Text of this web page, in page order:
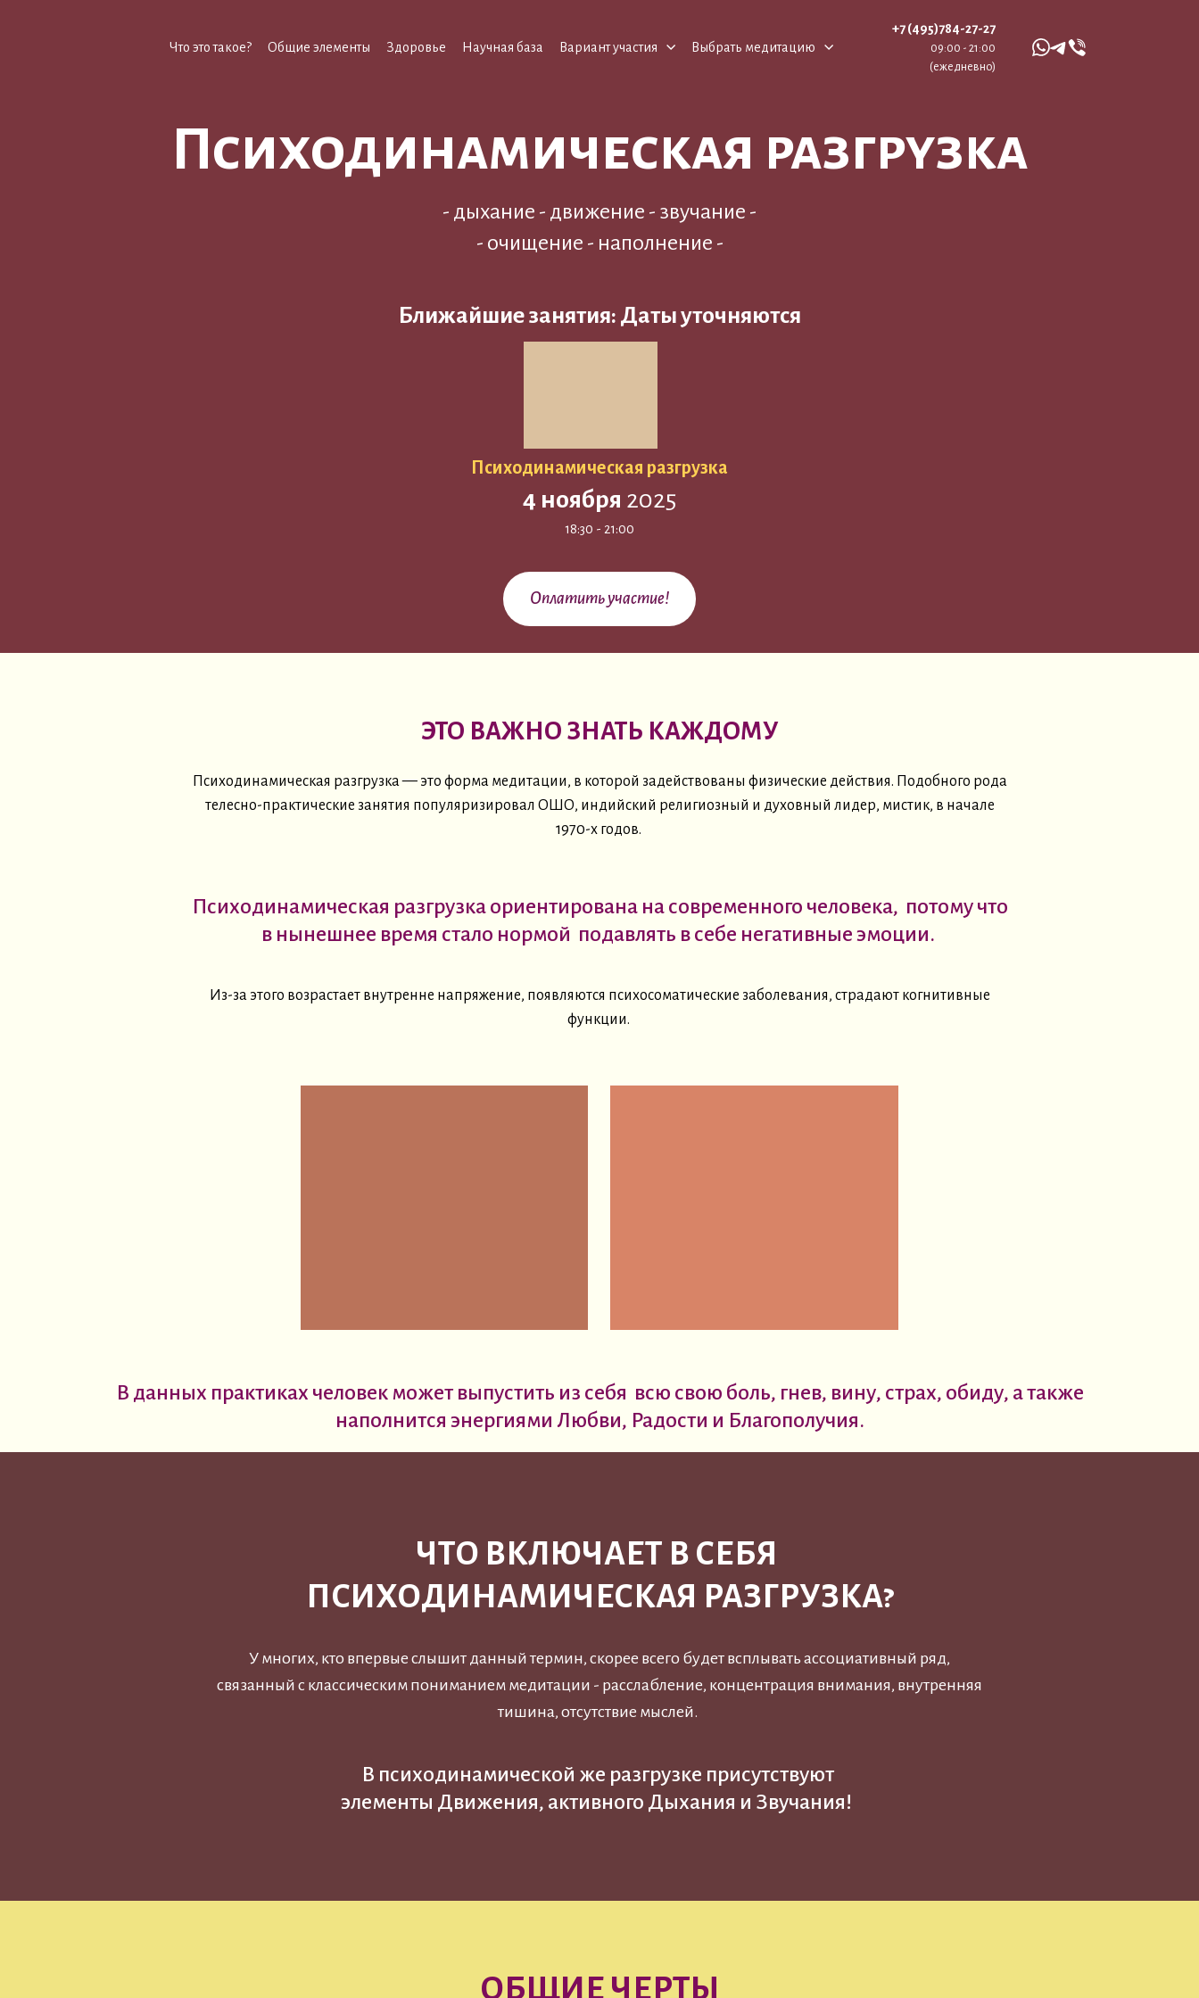
Что это такое? Общие элементы Здоровье Научная база Вариант участия Выбрать медитацию
+7 (495)784-27-27
09:00 - 21:00
(ежедневно)
Психодинамическая разгрузка
- дыхание - движение - звучание -
- очищение - наполнение -
Ближайшие занятия: Даты уточняются
Психодинамическая разгрузка
4 ноября 2025
18:30 - 21:00
Оплатить участие!
ЭТО ВАЖНО ЗНАТЬ КАЖДОМУ
Психодинамическая разгрузка — это форма медитации, в которой задействованы физические действия. Подобного рода
телесно-практические занятия популяризировал ОШО, индийский религиозный и духовный лидер, мистик, в начале
1970-х годов.
Психодинамическая разгрузка ориентирована на современного человека, потому что
в нынешнее время стало нормой подавлять в себе негативные эмоции.
Из-за этого возрастает внутренне напряжение, появляются психосоматические заболевания, страдают когнитивные
функции.
В данных практиках человек может выпустить из себя всю свою боль, гнев, вину, страх, обиду, а также
наполнится энергиями Любви, Радости и Благополучия.
ЧТО ВКЛЮЧАЕТ В СЕБЯ
ПСИХОДИНАМИЧЕСКАЯ РАЗГРУЗКА?
У многих, кто впервые слышит данный термин, скорее всего будет всплывать ассоциативный ряд,
связанный с классическим пониманием медитации - расслабление, концентрация внимания, внутренняя
тишина, отсутствие мыслей.
В психодинамической же разгрузке присутствуют
элементы Движения, активного Дыхания и Звучания!
ОБЩИЕ ЧЕРТЫ